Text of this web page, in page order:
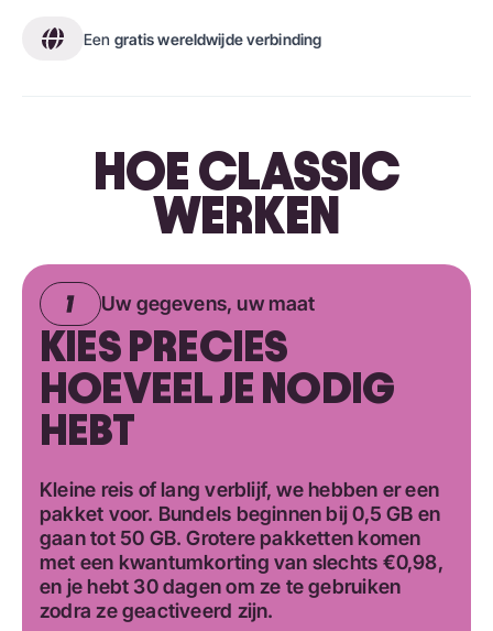
Een gratis wereldwijde verbinding
HOE CLASSIC
WERKEN
Uw gegevens, uw maat
KIES PRECIES
HOEVEEL JE NODIG
HEBT
Kleine reis of lang verblijf, we hebben er een
pakket voor. Bundels beginnen bij 0,5 GB en
gaan tot 50 GB. Grotere pakketten komen
met een kwantumkorting van slechts €0,98,
en je hebt 30 dagen om ze te gebruiken
zodra ze geactiveerd zijn.